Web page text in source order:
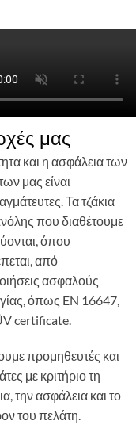
μας
και η ασφάλεια των
μας είναι
Τα τζάκια
που διαθέτουμε
όπου
από
ασφαλούς
όπως EN 16647,
certificate.
προμηθευτές και
με κριτήριο τη
την ασφάλεια και το
του πελάτη.